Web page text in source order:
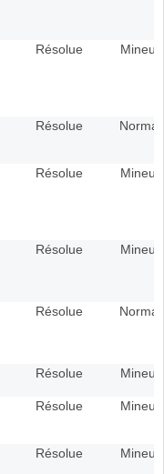
Résolue Mineur
Résolue Normal
Résolue Mineur
Résolue Mineur
Résolue Normal
Résolue Mineur
Résolue Mineur
Résolue Mineur